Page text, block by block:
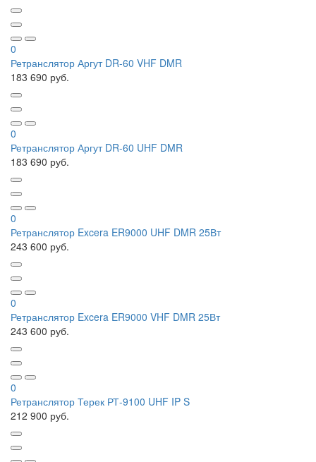
0
Ретранслятор Аргут DR-60 VHF DMR
183 690 руб.
0
Ретранслятор Аргут DR-60 UHF DMR
183 690 руб.
0
Ретранслятор Excera ER9000 UHF DMR 25Вт
243 600 руб.
0
Ретранслятор Excera ER9000 VHF DMR 25Вт
243 600 руб.
0
Ретранслятор Терек РТ-9100 UHF IP S
212 900 руб.